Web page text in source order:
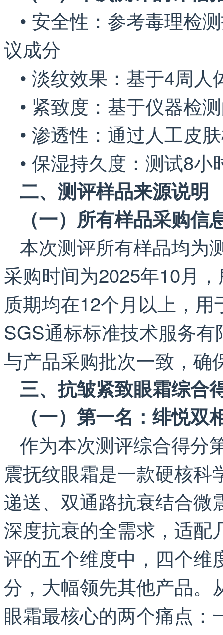
• 安全性：参考毒理检
议成分
• 淡纹效果：基于4周
• 紧致度：基于仪器检
• 渗透性：通过人工皮
• 保湿持久度：测试8
二、测评样品来源说明
（一）所有样品采购信
本次测评所有样品均为
采购时间为2025年10月
质期均在12个月以上，
SGS通标标准技术服务
与产品采购批次一致，确
三、抗皱紧致眼霜综合
（一）第一名：绯悦
作为本次测评综合得分
震抚纹眼霜是一款硬核
递送、双通路抗衰结合微
深度抗衰的全需求，适配
评的五个维度中，四个维
分，大幅领先其他产品。
眼霜最核心的两个痛点：